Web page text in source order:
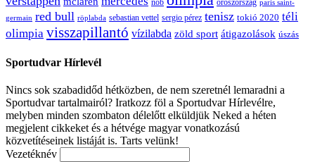
nob
paris saint-
germain red bull röplabda sebastian vettel sergio pérez tenisz tokió 2020 téli
olimpia visszapillantó vízilabda zöld sport átigazolások úszás
Sportudvar Hírlevél
Nincs sok szabadidőd hétközben, de nem szeretnél lemaradni a
Sportudvar tartalmairól? Iratkozz föl a Sportudvar Hírlevélre,
melyben minden szombaton délelőtt elküldjük Neked a héten
megjelent cikkeket és a hétvége magyar vonatkozású
közvetítéseinek listáját is. Tarts velünk!
Vezetéknév